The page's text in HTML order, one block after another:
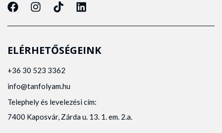
ELÉRHETŐSÉGEINK
+36 30 523 3362
info@tanfolyam.hu
Telephely és levelezési cím:
7400 Kaposvár, Zárda u. 13. 1. em. 2.a.